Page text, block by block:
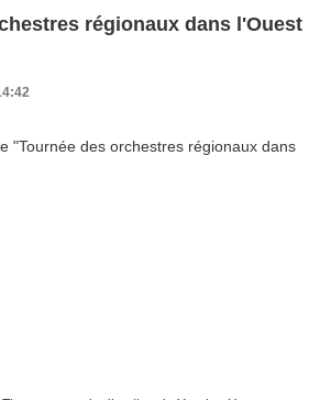
régionaux dans l'Ouest